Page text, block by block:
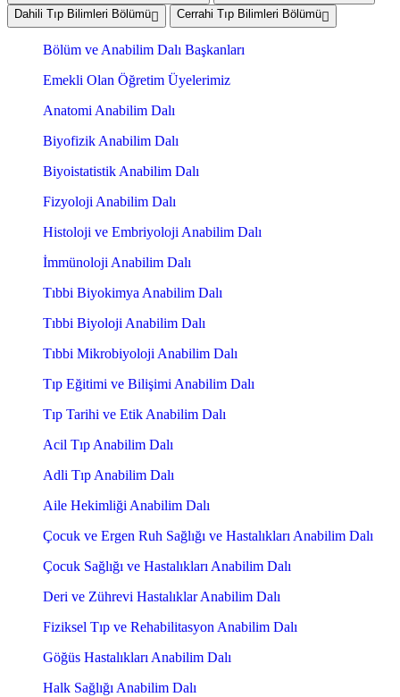
Dahili Tıp Bilimleri Bölümü
Cerrahi Tıp Bilimleri Bölümü
Bölüm ve Anabilim Dalı Başkanları
Emekli Olan Öğretim Üyelerimiz
Anatomi Anabilim Dalı
Biyofizik Anabilim Dalı
Biyoistatistik Anabilim Dalı
Fizyoloji Anabilim Dalı
Histoloji ve Embriyoloji Anabilim Dalı
İmmünoloji Anabilim Dalı
Tıbbi Biyokimya Anabilim Dalı
Tıbbi Biyoloji Anabilim Dalı
Tıbbi Mikrobiyoloji Anabilim Dalı
Tıp Eğitimi ve Bilişimi Anabilim Dalı
Tıp Tarihi ve Etik Anabilim Dalı
Acil Tıp Anabilim Dalı
Adli Tıp Anabilim Dalı
Aile Hekimliği Anabilim Dalı
Çocuk ve Ergen Ruh Sağlığı ve Hastalıkları Anabilim Dalı
Çocuk Sağlığı ve Hastalıkları Anabilim Dalı
Deri ve Zührevi Hastalıklar Anabilim Dalı
Fiziksel Tıp ve Rehabilitasyon Anabilim Dalı
Göğüs Hastalıkları Anabilim Dalı
Halk Sağlığı Anabilim Dalı